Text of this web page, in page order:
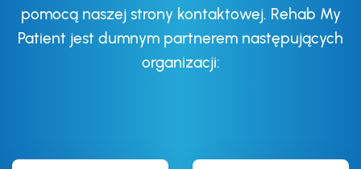
pomocą naszej strony kontaktowej. Rehab My
Patient jest dumnym partnerem następujących
organizacji: